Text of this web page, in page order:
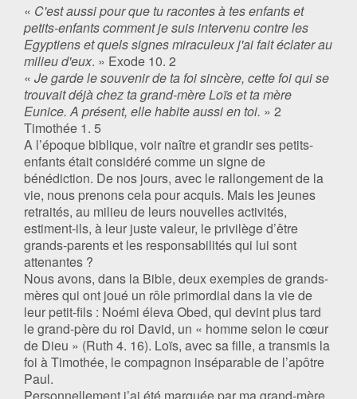
« C'est aussi pour que tu racontes à tes enfants et
petits-enfants comment je suis intervenu contre les
Egyptiens et quels signes miraculeux j'ai fait éclater au
milieu d'eux. » Exode 10. 2
« Je garde le souvenir de ta foi sincère, cette foi qui se
trouvait déjà chez ta grand-mère Loïs et ta mère
Eunice. A présent, elle habite aussi en toi. » 2
Timothée 1. 5
A l’époque biblique, voir naître et grandir ses petits-
enfants était considéré comme un signe de
bénédiction. De nos jours, avec le rallongement de la
vie, nous prenons cela pour acquis. Mais les jeunes
retraités, au milieu de leurs nouvelles activités,
estiment-ils, à leur juste valeur, le privilège d’être
grands-parents et les responsabilités qui lui sont
attenantes ?
Nous avons, dans la Bible, deux exemples de grands-
mères qui ont joué un rôle primordial dans la vie de
leur petit-fils : Noémi éleva Obed, qui devint plus tard
le grand-père du roi David, un « homme selon le cœur
de Dieu » (Ruth 4. 16). Loïs, avec sa fille, a transmis la
foi à Timothée, le compagnon inséparable de l’apôtre
Paul.